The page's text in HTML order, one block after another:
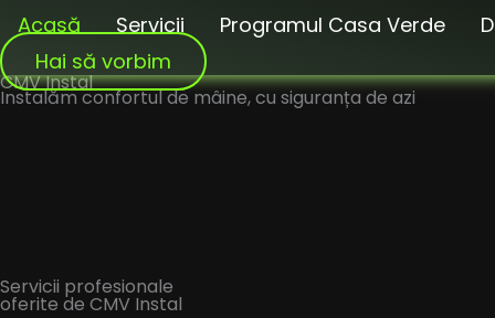
to
content
Acasă Servicii Programul Casa Verde
Hai să vorbim
CMVInstal
Instalăm confortul de mâine, cu siguranța de azi
Servicii profesionale
oferite de CMV Instal